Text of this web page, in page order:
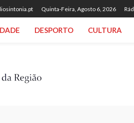
Quinta-Feira, Agosto 6, 2026
DESPORTO CULTURA